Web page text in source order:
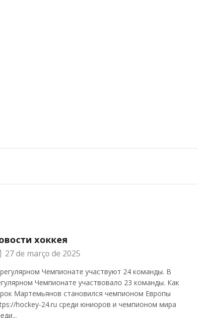
хоккея
27 de março de 2025
Чемпионате участвуют 24 команды. В
Чемпионате участвовало 23 команды. Как
Мартемьянов становился чемпионом Европы
hockey-24.ru среди юниоров и чемпионом мира